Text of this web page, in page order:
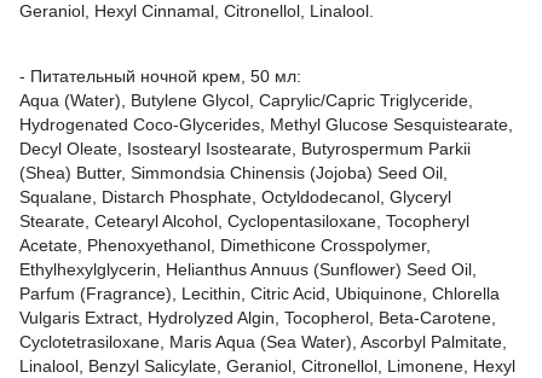
Geraniol, Hexyl Cinnamal, Citronellol, Linalool.
- Питательный ночной крем, 50 мл:
Aqua (Water), Butylene Glycol, Caprylic/Capric Triglyceride,
Hydrogenated Coco-Glycerides, Methyl Glucose Sesquistearate,
Decyl Oleate, Isostearyl Isostearate, Butyrospermum Parkii
(Shea) Butter, Simmondsia Chinensis (Jojoba) Seed Oil,
Squalane, Distarch Phosphate, Octyldodecanol, Glyceryl
Stearate, Cetearyl Alcohol, Cyclopentasiloxane, Tocopheryl
Acetate, Phenoxyethanol, Dimethicone Crosspolymer,
Ethylhexylglycerin, Helianthus Annuus (Sunflower) Seed Oil,
Parfum (Fragrance), Lecithin, Citric Acid, Ubiquinone, Chlorella
Vulgaris Extract, Hydrolyzed Algin, Tocopherol, Beta-Carotene,
Cyclotetrasiloxane, Maris Aqua (Sea Water), Ascorbyl Palmitate,
Linalool, Benzyl Salicylate, Geraniol, Citronellol, Limonene, Hexyl